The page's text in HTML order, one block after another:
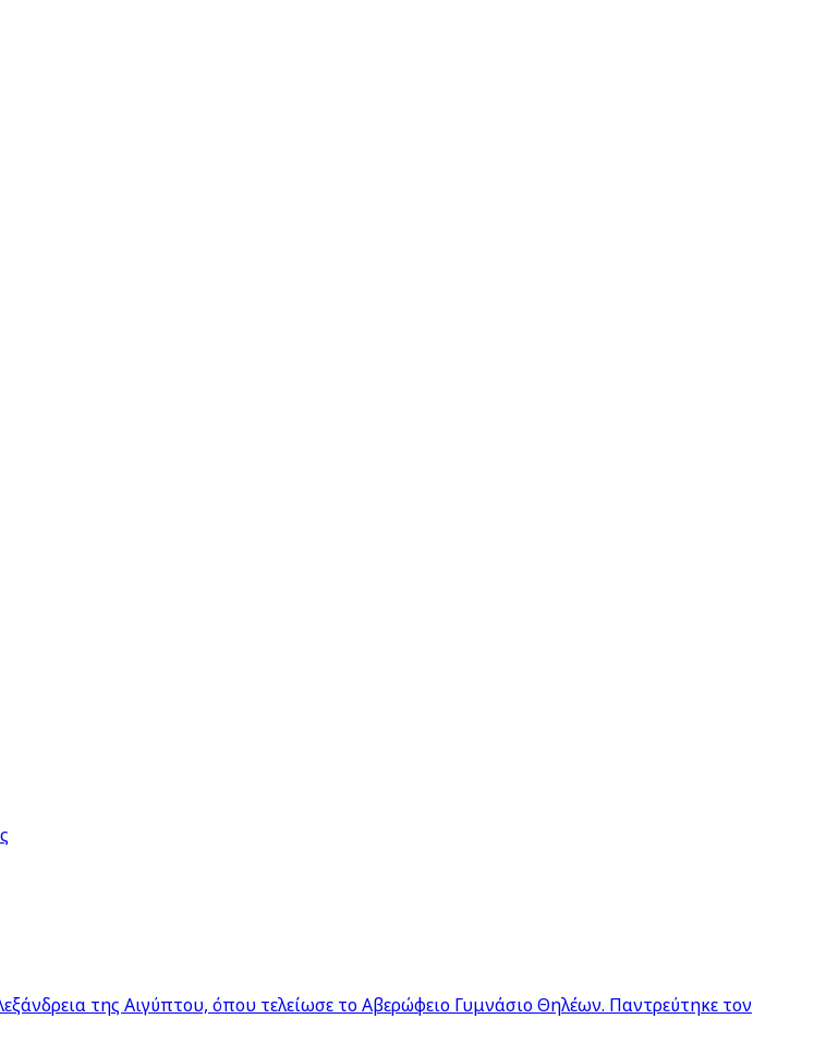
της Αιγύπτου, όπου τελείωσε το Αβερώφειο Γυμνάσιο Θηλέων. Παντρεύτηκε τον